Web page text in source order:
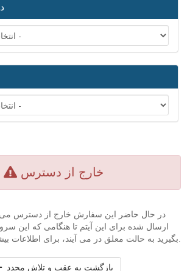
خارج از دسترس
در حال حاضر این سفارش خارج از دسترس
ارسال شده برای این آیتم تا هنگامی که این
بگیرید به حالت معلق در می آیند، برای اطلاعات بیشتر با ما تماس بگیرید.
بازگشت به عقب و تلاش مجدد